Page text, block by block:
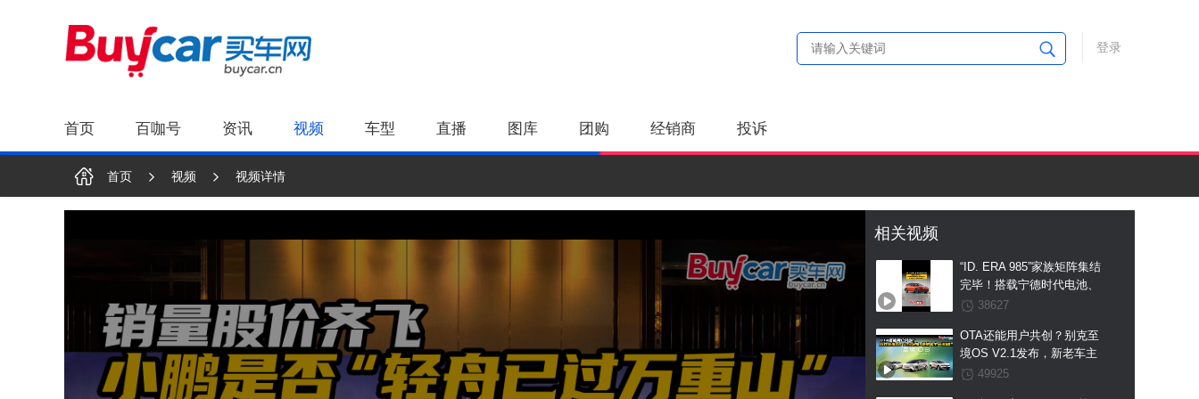
登录
首页 百咖号 资讯 视频 车型 直播 图库 团购 经销商 投诉
首页 视频 视频详情
相关视频
“ID. ERA 985”家族矩阵集结
完毕！搭载宁德时代电池、
支持真端到端全场景
5X工信部申报图曝光
38627
OTA还能用户共创？别克至
境OS V2.1发布，新老车主
一视同仁
49925